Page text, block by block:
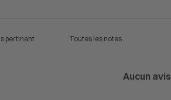
Aucun avis